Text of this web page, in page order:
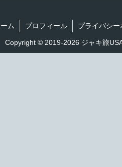
ム プロフィール プライバシー
Copyright © 2019-2026 ジャキ旅